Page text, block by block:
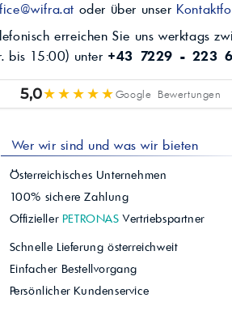
oder über unser
erreichen Sie uns werktags
bis 15:00) unter +43 7229 - 223
5,0★★★★★Google Bewertungen
Wer wir sind und was wir bieten
Österreichisches Unternehmen
100% sichere Zahlung
Offizieller PETRONAS Vertriebspartner
Schnelle Lieferung österreichweit
Einfacher Bestellvorgang
Persönlicher Kundenservice